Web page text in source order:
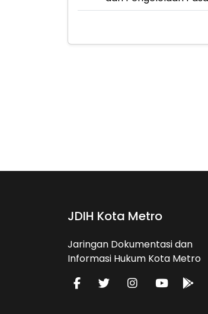
JDIH Kota Metro
Jaringan Dokumentasi dan
Informasi Hukum Kota Metro